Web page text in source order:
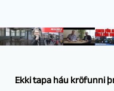
Ekki tapa háu kröfunni